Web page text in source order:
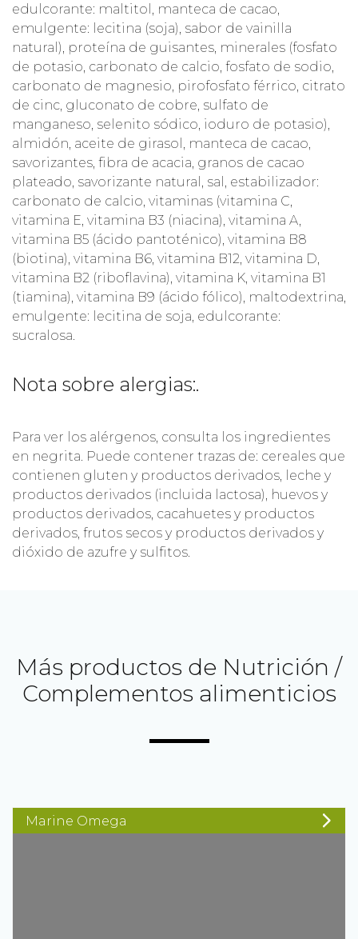
edulcorante: maltitol, manteca de cacao,
emulgente: lecitina (soja), sabor de vainilla
natural), proteína de guisantes, minerales (fosfato
de potasio, carbonato de calcio, fosfato de sodio,
carbonato de magnesio, pirofosfato férrico, citrato
de cinc, gluconato de cobre, sulfato de
manganeso, selenito sódico, ioduro de potasio),
almidón, aceite de girasol, manteca de cacao,
savorizantes, fibra de acacia, granos de cacao
plateado, savorizante natural, sal, estabilizador:
carbonato de calcio, vitaminas (vitamina C,
vitamina E, vitamina B3 (niacina), vitamina A,
vitamina B5 (ácido pantoténico), vitamina B8
(biotina), vitamina B6, vitamina B12, vitamina D,
vitamina B2 (riboflavina), vitamina K, vitamina B1
(tiamina), vitamina B9 (ácido fólico), maltodextrina,
emulgente: lecitina de soja, edulcorante:
sucralosa.
Nota sobre alergias:.
Para ver los alérgenos, consulta los ingredientes
en negrita. Puede contener trazas de: cereales que
contienen gluten y productos derivados, leche y
productos derivados (incluida lactosa), huevos y
productos derivados, cacahuetes y productos
derivados, frutos secos y productos derivados y
dióxido de azufre y sulfitos.
Más productos de Nutrición /
Complementos alimenticios
Marine Omega